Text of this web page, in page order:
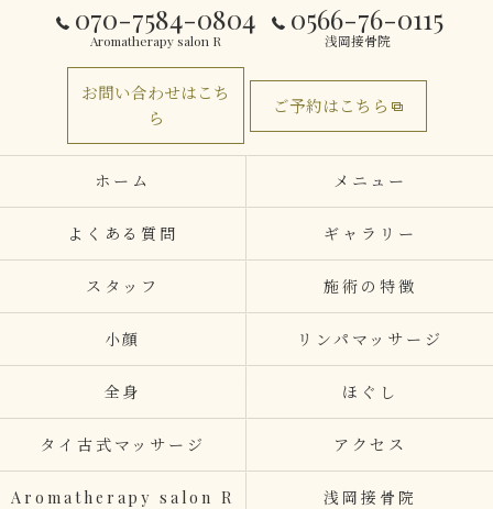
070-7584-0804
Aromatherapy salon R
0566-76-0115
浅岡接骨院
お問い合わせはこち
ら
ご予約はこちら
ホーム メニュー
よくある質問 ギャラリー
スタッフ 施術の特徴
小顔 リンパマッサージ
全身 ほぐし
タイ古式マッサージ アクセス
Aromatherapy salon R 浅岡接骨院